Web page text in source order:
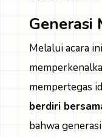
Generasi
Melalui acara
mempertegas
berdiri
bahwa